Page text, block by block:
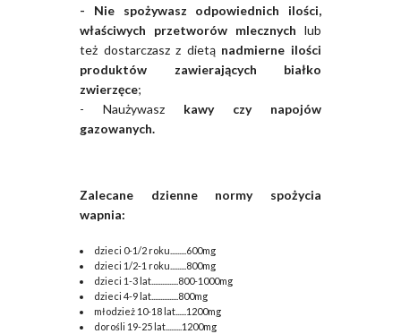
- Nie spożywasz odpowiednich ilości,
właściwych przetworów mlecznych lub
też dostarczasz z dietąnadmierne ilości
produktów zawierających białko
zwierzęce;
- Naużywasz kawy czy napojów
gazowanych.
Zalecane dzienne normy spożycia
wapnia:
dzieci 0-1/2 roku.........600mg
dzieci 1/2-1 roku.........800mg
dzieci 1-3 lat...............800-1000mg
dzieci 4-9 lat...............800mg
młodzież 10-18 lat......1200mg
dorośli 19-25 lat.........1200mg